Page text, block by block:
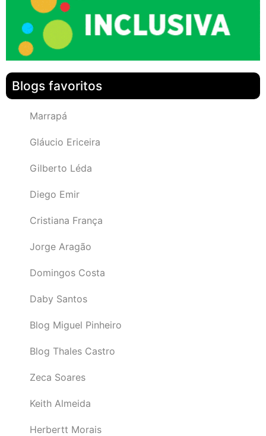
Blogs favoritos
Marrapá
Gláucio Ericeira
Gilberto Léda
Diego Emir
Cristiana França
Jorge Aragão
Domingos Costa
Daby Santos
Blog Miguel Pinheiro
Blog Thales Castro
Zeca Soares
Keith Almeida
Herbertt Morais